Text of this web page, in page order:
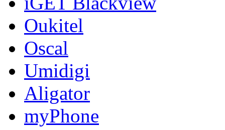
Oukitel
Oscal
Umidigi
Aligator
myPhone